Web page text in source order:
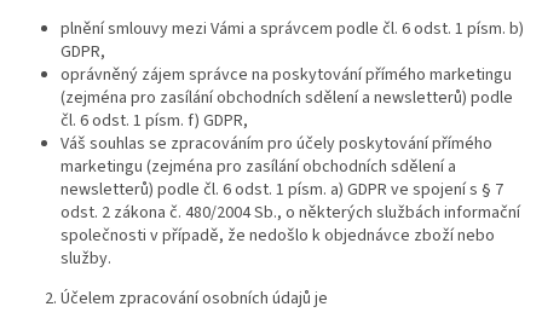
plnění smlouvy mezi Vámi a správcem podle čl. 6 odst. 1 písm. b)
GDPR,
oprávněný zájem správce na poskytování přímého marketingu
(zejména pro zasílání obchodních sdělení a newsletterů) podle
čl. 6 odst. 1 písm. f) GDPR,
Váš souhlas se zpracováním pro účely poskytování přímého
marketingu (zejména pro zasílání obchodních sdělení a
newsletterů) podle čl. 6 odst. 1 písm. a) GDPR ve spojení s § 7
odst. 2 zákona č. 480/2004 Sb., o některých službách informační
společnosti v případě, že nedošlo k objednávce zboží nebo
služby.
Účelem zpracování osobních údajů je